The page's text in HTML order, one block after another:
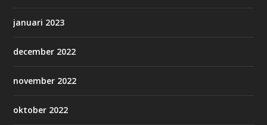
januari 2023
december 2022
november 2022
oktober 2022